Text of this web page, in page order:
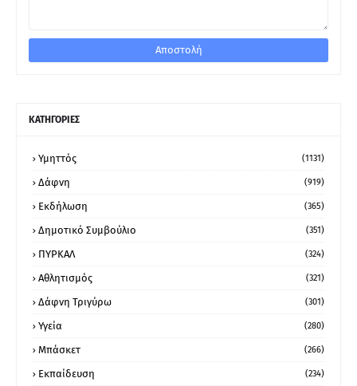
ΚΑΤΗΓΟΡΙΕΣ
Υμηττός (1131)
Δάφνη (919)
Εκδήλωση (365)
Δημοτικό Συμβούλιο (351)
ΠΥΡΚΑΛ (324)
Αθλητισμός (321)
Δάφνη Τριγύρω (301)
Υγεία (280)
Μπάσκετ (266)
Εκπαίδευση (234)